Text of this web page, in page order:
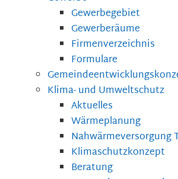
Gewerbegebiet
Gewerberäume
Firmenverzeichnis
Formulare
Klima- und Umweltschutz
Aktuelles
Wärmeplanung
Nahwärmeversorgung
Klimaschutzkonzept
Beratung